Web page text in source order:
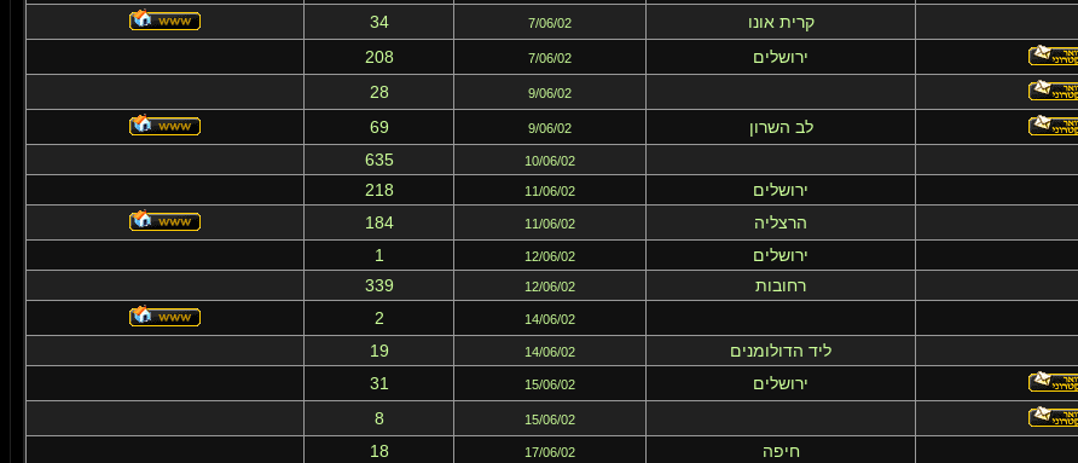
קרית אונו 7/06/02
34
ירושלים 7/06/02
208
9/06/02
28
לב השרון 9/06/02
69
10/06/02
635
ירושלים 11/06/02
218
הרצליה 11/06/02
184
ירושלים 12/06/02
1
רחובות 12/06/02
339
14/06/02
2
ליד הדולומנים 14/06/02
19
ירושלים 15/06/02
31
15/06/02
8
חיפה 17/06/02
18